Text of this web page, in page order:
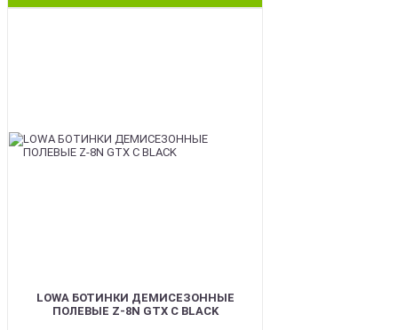
LOWA БОТИНКИ ДЕМИСЕЗОННЫЕ
ПОЛЕВЫЕ Z-8N GTX C BLACK